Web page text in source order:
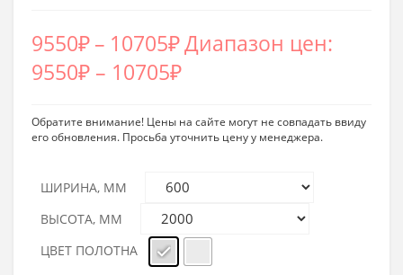
9550₽– 10705₽Диапазон цен:
9550₽ – 10705₽
Обратите внимание! Цены на сайте могут не совпадать ввиду
его обновления. Просьба уточнить цену у менеджера.
ШИРИНА, ММ
ВЫСОТА, ММ
ЦВЕТ ПОЛОТНА